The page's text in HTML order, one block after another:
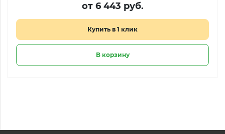
от 6 443 руб.
Купить в 1 клик
В корзину